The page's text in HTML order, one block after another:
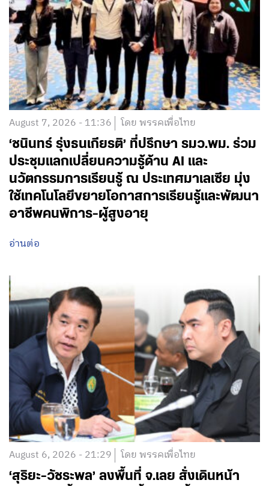
August 7, 2026 - 11:36 โดย พรรคเพื่อไทย
‘ชนินทร์ รุ่งธนเกียรติ’ ที่ปรึกษา รมว.พม. ร่วม
ประชุมแลกเปลี่ยนความรู้ด้าน AI และ
นวัตกรรมการเรียนรู้ ณ ประเทศมาเลเซีย มุ่ง
ใช้เทคโนโลยีขยายโอกาสการเรียนรู้และพัฒนา
อาชีพคนพิการ-ผู้สูงอายุ
อ่านต่อ
August 6, 2026 - 21:29 โดย พรรคเพื่อไทย
‘สุริยะ-วัชระพล’ ลงพื้นที่ จ.เลย สั่งเดินหน้า